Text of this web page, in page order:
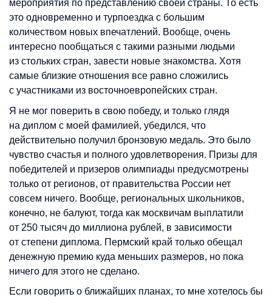
мероприятия по представлению своей страны. То есть
это одновременно и турпоездка с большим
количеством новых впечатлений. Вообще, очень
интересно пообщаться с такими разными людьми
из стольких стран, завести новые знакомства. Хотя
самые близкие отношения все равно сложились
с участниками из восточноевропейских стран.
Я не мог поверить в свою победу, и только глядя
на диплом с моей фамилией, убедился, что
действительно получил бронзовую медаль. Это было
чувство счастья и полного удовлетворения. Призы для
победителей и призеров олимпиады предусмотрены
только от регионов, от правительства России нет
совсем ничего. Вообще, региональных школьников,
конечно, не балуют, тогда как москвичам выплатили
от 250 тысяч до миллиона рублей, в зависимости
от степени диплома. Пермский край только обещал
денежную премию куда меньших размеров, но пока
ничего для этого не сделано.
Если говорить о ближайших планах, то мне хотелось бы